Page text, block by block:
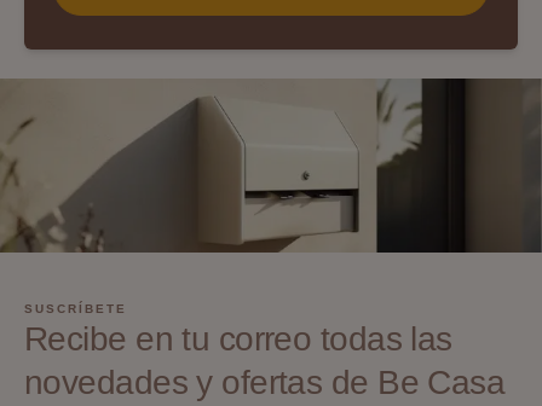
SUSCRÍBETE
Recibe en tu correo todas las
novedades y ofertas de Be Casa